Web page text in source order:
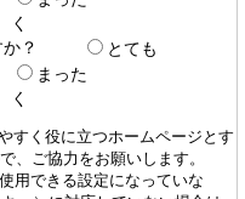
く
？
とても
まった
く
すく役に立つホームページとす
、ご協力をお願いします。
用できる設定になっていな